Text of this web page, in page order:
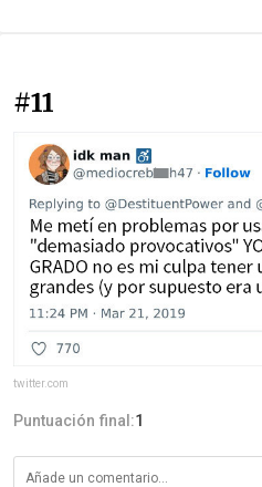
#11
twitter.com
Puntuación final:1